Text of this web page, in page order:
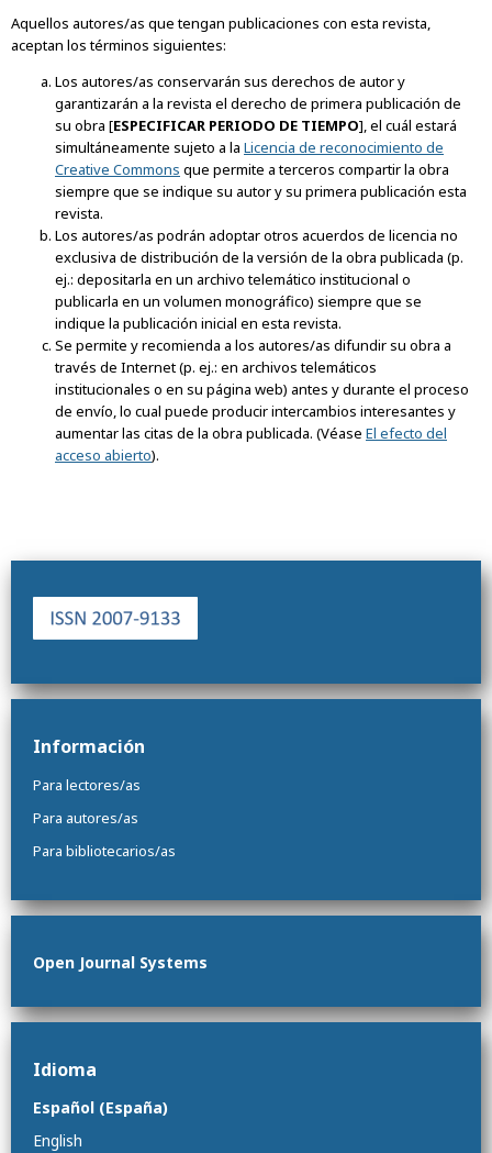
Aquellos autores/as que tengan publicaciones con esta revista,
aceptan los términos siguientes:
Los autores/as conservarán sus derechos de autor y
garantizarán a la revista el derecho de primera publicación de
su obra [ESPECIFICAR PERIODO DE TIEMPO], el cuál estará
simultáneamente sujeto a la Licencia de reconocimiento de
Creative Commons que permite a terceros compartir la obra
siempre que se indique su autor y su primera publicación esta
revista.
Los autores/as podrán adoptar otros acuerdos de licencia no
exclusiva de distribución de la versión de la obra publicada (p.
ej.: depositarla en un archivo telemático institucional o
publicarla en un volumen monográfico) siempre que se
indique la publicación inicial en esta revista.
Se permite y recomienda a los autores/as difundir su obra a
través de Internet (p. ej.: en archivos telemáticos
institucionales o en su página web) antes y durante el proceso
de envío, lo cual puede producir intercambios interesantes y
aumentar las citas de la obra publicada. (Véase El efecto del
acceso abierto).
Información
Para lectores/as
Para autores/as
Para bibliotecarios/as
Open Journal Systems
Idioma
Español (España)
English